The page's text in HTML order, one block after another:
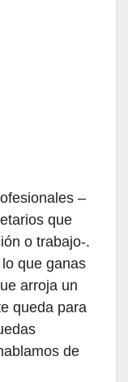
–
que
o trabajo-.
que ganas
arroja un
queda para
de